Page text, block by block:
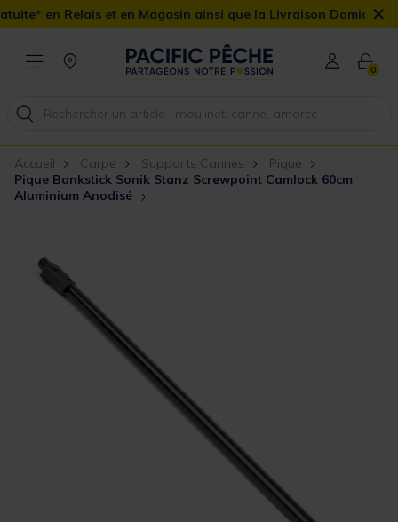
et en Magasin ainsi que la Livraison Domicile offerte dès 90€
×
0
Accueil Carpe Supports Cannes
Pique
Pique Bankstick Sonik Stanz Screwpoint Camlock 60cm
Aluminium Anodisé